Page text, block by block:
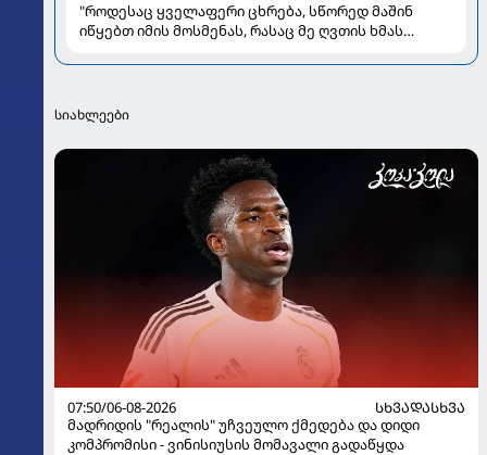
"როდესაც ყველაფერი ცხრება, სწორედ მაშინ
იწყებთ იმის მოსმენას, რასაც მე ღვთის ხმას
საზოგადოებას
სიახლეები
07:50/06-08-2026
ᲡᲮᲕᲐᲓᲐᲡᲮᲕᲐ
მადრიდის "რეალის" უჩვეულო ქმედება და დიდი
კომპრომისი - ვინისიუსის მომავალი გადაწყდა